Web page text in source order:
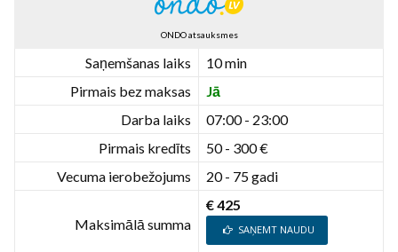
ONDO atsauksmes
Saņemšanas laiks
10 min
Pirmais bez maksas
Jā
Darba laiks
07:00 - 23:00
Pirmais kredīts
50 - 300 €
Vecuma ierobežojums
20 - 75 gadi
Maksimālā summa
€ 425
SAŅEMT NAUDU